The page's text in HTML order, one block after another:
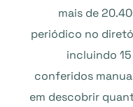
mais de
periódico no
incluindo
conferidos
em descobrir